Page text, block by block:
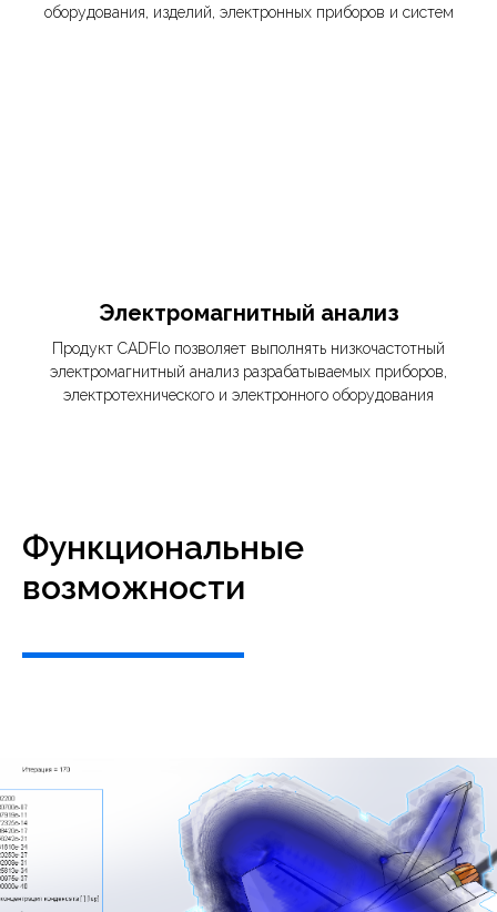
оборудования, изделий, электронных приборов и систем
Электромагнитный анализ
Продукт CADFlo позволяет выполнять низкочастотный
электромагнитный анализ разрабатываемых приборов,
электротехнического и электронного оборудования
Функциональные
возможности